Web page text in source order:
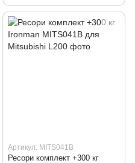
Артикул: MITS041B
Ресори комплект +300 кг